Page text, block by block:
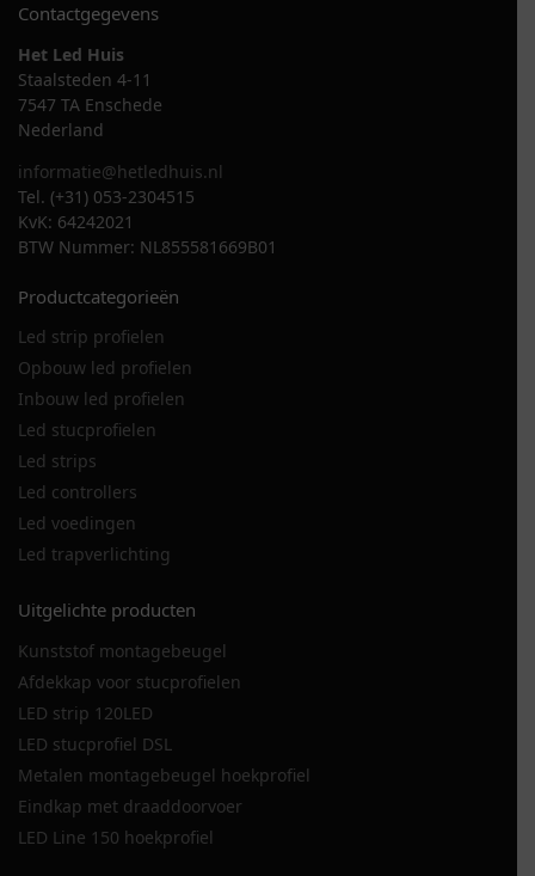
Contactgegevens
Het Led Huis
Staalsteden 4-11
7547 TA Enschede
Nederland
informatie@hetledhuis.nl
Tel. (+31) 053-2304515
KvK: 64242021
BTW Nummer: NL855581669B01
Productcategorieën
Led strip profielen
Opbouw led profielen
Inbouw led profielen
Led stucprofielen
Led strips
Led controllers
Led voedingen
Led trapverlichting
Uitgelichte producten
Kunststof montagebeugel
Afdekkap voor stucprofielen
LED strip 120LED
LED stucprofiel DSL
Metalen montagebeugel hoekprofiel
Eindkap met draaddoorvoer
LED Line 150 hoekprofiel